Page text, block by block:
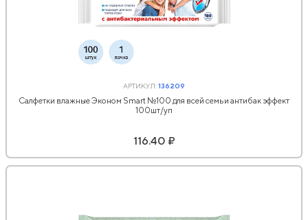
АРТИКУЛ:136209
Салфетки влажные Эконом Smart №100 для всей семьи антибак эффект
100шт/уп
116.40 ₽